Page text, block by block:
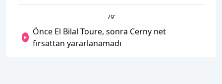
79’
Önce El Bilal Toure, sonra Cerny net
fırsattan yararlanamadı